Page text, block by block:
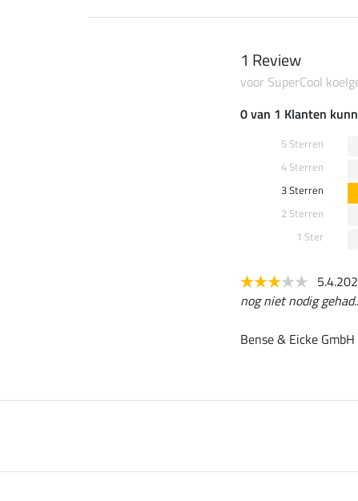
1 Review
voor SuperCool
0 van 1 Klanten
5 Sterren
4 Sterren
3 Sterren
2 Sterren
1 Ster
nog niet nodig
Bense & Eicke